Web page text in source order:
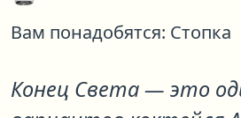
Вам понадобятся: Стопка
Конец Света— это